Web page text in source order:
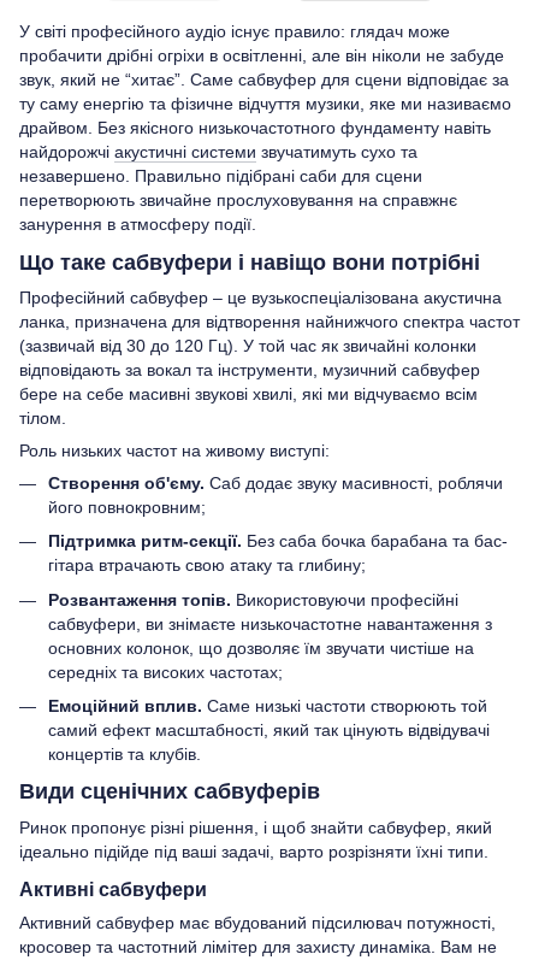
У світі професійного аудіо існує правило: глядач може
пробачити дрібні огріхи в освітленні, але він ніколи не забуде
звук, який не “хитає”. Саме сабвуфер для сцени відповідає за
ту саму енергію та фізичне відчуття музики, яке ми називаємо
драйвом. Без якісного низькочастотного фундаменту навіть
найдорожчі акустичні системи звучатимуть сухо та
незавершено. Правильно підібрані саби для сцени
перетворюють звичайне прослуховування на справжнє
занурення в атмосферу події.
Що таке сабвуфери і навіщо вони потрібні
Професійний сабвуфер – це вузькоспеціалізована акустична
ланка, призначена для відтворення найнижчого спектра частот
(зазвичай від 30 до 120 Гц). У той час як звичайні колонки
відповідають за вокал та інструменти, музичний сабвуфер
бере на себе масивні звукові хвилі, які ми відчуваємо всім
тілом.
Роль низьких частот на живому виступі:
Створення об'єму. Саб додає звуку масивності, роблячи
його повнокровним;
Підтримка ритм-секції. Без саба бочка барабана та бас-
гітара втрачають свою атаку та глибину;
Розвантаження топів. Використовуючи професійні
сабвуфери, ви знімаєте низькочастотне навантаження з
основних колонок, що дозволяє їм звучати чистіше на
середніх та високих частотах;
Емоційний вплив. Саме низькі частоти створюють той
самий ефект масштабності, який так цінують відвідувачі
концертів та клубів.
Види сценічних сабвуферів
Ринок пропонує різні рішення, і щоб знайти сабвуфер, який
ідеально підійде під ваші задачі, варто розрізняти їхні типи.
Активні сабвуфери
Активний сабвуфер має вбудований підсилювач потужності,
кросовер та частотний лімітер для захисту динаміка. Вам не